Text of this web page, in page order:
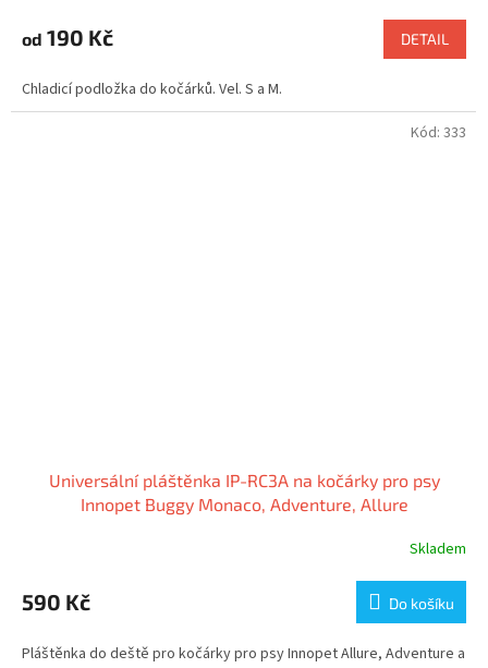
od 190 Kč DETAIL
Chladicí podložka do kočárků. Vel. S a M.
Universální pláštěnka IP-RC3A na kočárky pro psy
Innopet Buggy Monaco, Adventure, Allure
Skladem
590 Kč Do košíku
Pláštěnka do deště pro kočárky pro psy Innopet Allure, Adventure a
Kód: 333